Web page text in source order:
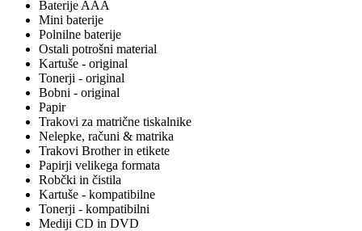
Baterije AAA
Mini baterije
Polnilne baterije
Ostali potrošni material
Kartuše - original
Tonerji - original
Bobni - original
Papir
Trakovi za matrične tiskalnike
Nelepke, računi & matrika
Trakovi Brother in etikete
Papirji velikega formata
Robčki in čistila
Kartuše - kompatibilne
Tonerji - kompatibilni
Mediji CD in DVD